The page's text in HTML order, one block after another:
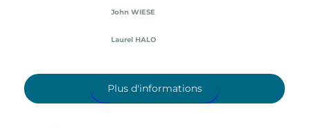
John WIESE
Laurel HALO
Plus d'informations